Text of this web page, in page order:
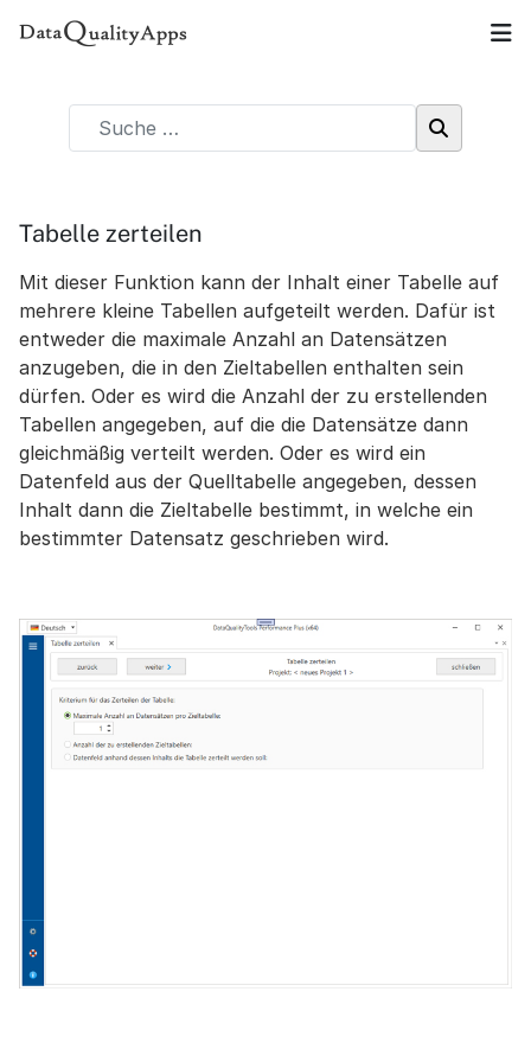
Tabelle zerteilen
Mit dieser Funktion kann der Inhalt einer Tabelle auf
mehrere kleine Tabellen aufgeteilt werden. Dafür ist
entweder die maximale Anzahl an Datensätzen
anzugeben, die in den Zieltabellen enthalten sein
dürfen. Oder es wird die Anzahl der zu erstellenden
Tabellen angegeben, auf die die Datensätze dann
gleichmäßig verteilt werden. Oder es wird ein
Datenfeld aus der Quelltabelle angegeben, dessen
Inhalt dann die Zieltabelle bestimmt, in welche ein
bestimmter Datensatz geschrieben wird.